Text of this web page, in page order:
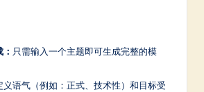
只需输入一个主题即可生成完整的模
义语气（例如：正式、技术性）和目标受